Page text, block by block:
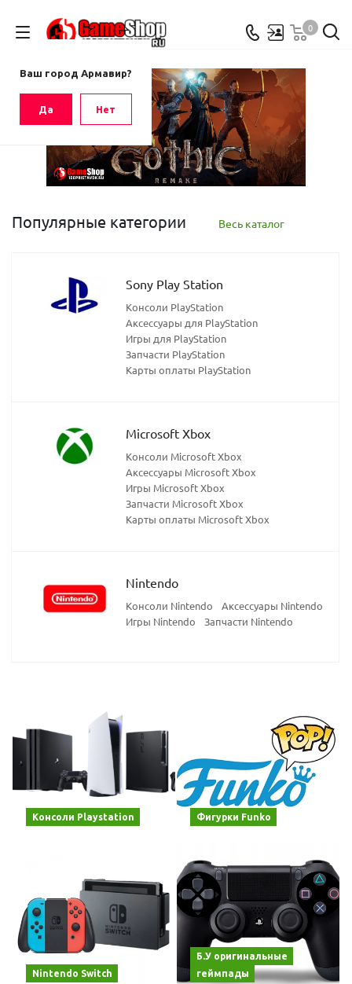
Ваш город Армавир?
Да Нет
0
Популярные категории Весь каталог
Sony Play Station
Консоли PlayStation
Аксессуары для PlayStation
Игры для PlayStation
Запчасти PlayStation
Карты оплаты PlayStation
Microsoft Xbox
Консоли Microsoft Xbox
Аксессуары Microsoft Xbox
Игры Microsoft Xbox
Запчасти Microsoft Xbox
Карты оплаты Microsoft Xbox
Nintendo
Консоли Nintendo
Аксессуары Nintendo
Игры Nintendo
Запчасти Nintendo
Консоли Playstation Фигурки Funko
Nintendo Switch
Б.У оригинальные
геймпады